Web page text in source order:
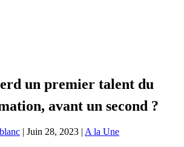
un premier talent du
avant un second ?
| Juin 28, 2023 | A la Une